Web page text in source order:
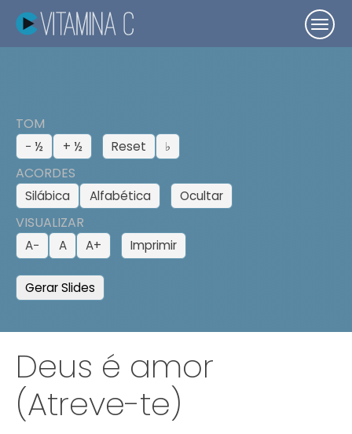
TOM
− ½ + ½ Reset ♭
ACORDES
Silábica Alfabética Ocultar
VISUALIZAR
A− A A+ Imprimir
Gerar Slides
Deus é amor
(Atreve-te)